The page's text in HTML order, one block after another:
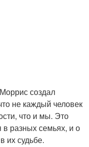
создал
не каждый человек
что и мы. Это
разных семьях, и о
их судьбе.